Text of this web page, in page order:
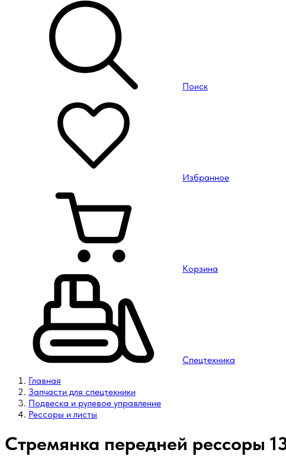
Поиск
Избранное
Корзина
Спецтехника
Главная
Запчасти для спецтехники
Подвеска и рулевое управление
Рессоры и листы
Стремянка передней рессоры